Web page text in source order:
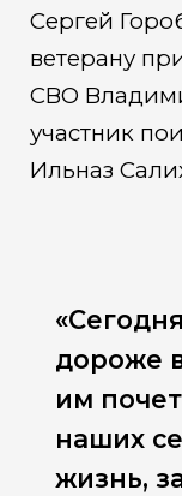
Сергей
ветерану
СВО
участник
Ильназ
дороже
им
наших
жизнь,